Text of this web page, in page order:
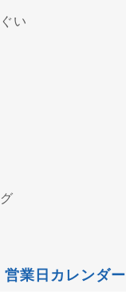
い
営業日カレンダー